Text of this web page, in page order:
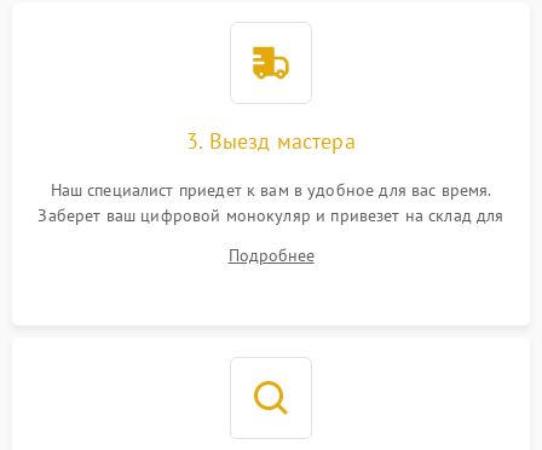
3. Выезд мастера
Наш специалист приедет к вам в удобное для вас время.
Заберет ваш цифровой монокуляр и привезет на склад для
Подробнее